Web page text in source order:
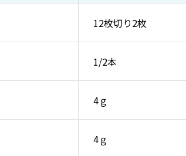
12枚切り2枚
1/2本
4ｇ
4ｇ